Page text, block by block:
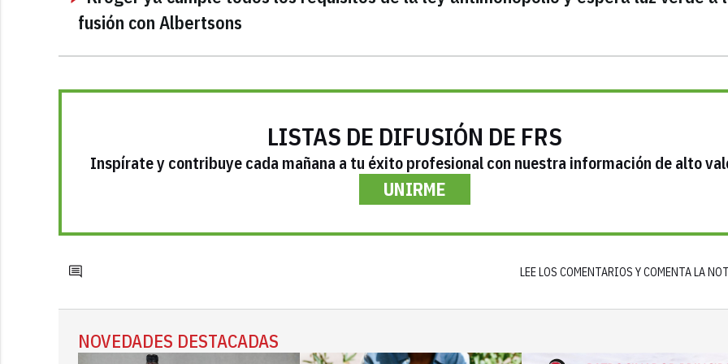
fusión con Albertsons
LISTAS DE DIFUSIÓN DE FRS
Inspírate y contribuye cada mañana a tu éxito profesional con nuestra información de alto
UNIRME
LEE LOS COMENTARIOS Y COMENTA LA
NOVEDADES DESTACADAS